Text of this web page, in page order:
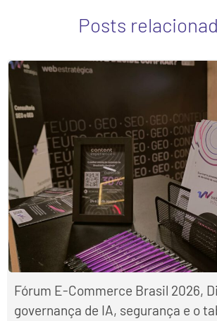
Posts
Fórum E-Commerce Brasil 2026,
governança de IA, segurança e o